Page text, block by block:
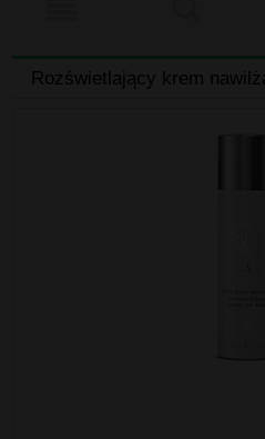
Rozświetlający krem